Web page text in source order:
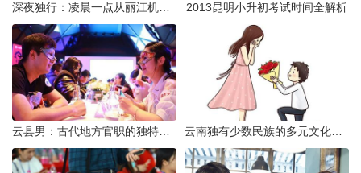
2013昆明小升初考试时间全解析